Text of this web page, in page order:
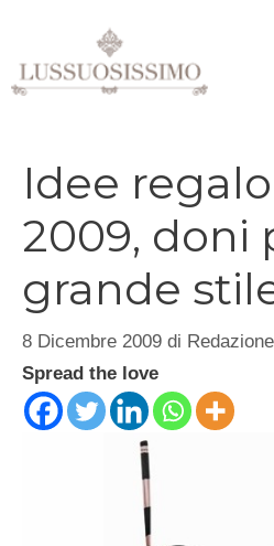
contenuto
Idee
2009, doni
grande
8 Dicembre 2009 di Redazione
Spread the love